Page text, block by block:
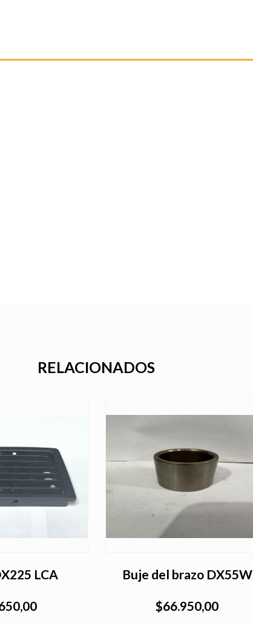
RELACIONADOS
LCA Buje del brazo DX55W
$66.950,00